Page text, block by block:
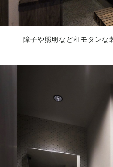
障子や照明など和モダンな